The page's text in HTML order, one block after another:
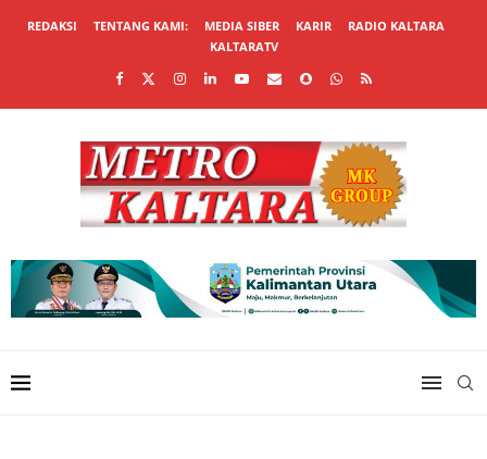
REDAKSI TENTANG KAMI: MEDIA SIBER KARIR
RADIO KALTARA
KALTARATV